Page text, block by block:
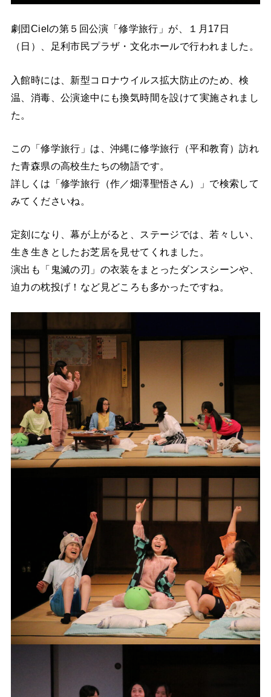
劇団Cielの第５回公演「修学旅行」が、１月17日
（日）、足利市民プラザ・文化ホールで行われました。
入館時には、新型コロナウイルス拡大防止のため、検
温、消毒、公演途中にも換気時間を設けて実施されまし
た。
この「修学旅行」は、沖縄に修学旅行（平和教育）訪れ
た青森県の高校生たちの物語です。
詳しくは「修学旅行（作／畑澤聖悟さん）」で検索して
みてくださいね。
定刻になり、幕が上がると、ステージでは、若々しい、
生き生きとしたお芝居を見せてくれました。
演出も「鬼滅の刃」の衣装をまとったダンスシーンや、
迫力の枕投げ！など見どころも多かったですね。